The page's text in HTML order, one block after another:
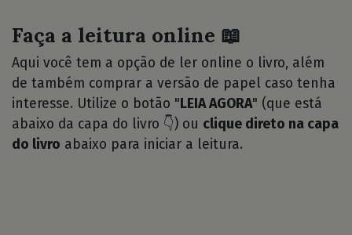
Faça a leitura online 📖
Aqui você tem a opção de ler online o livro, além
de também comprar a versão de papel caso tenha
interesse. Utilize o botão " LEIA AGORA" (que está
abaixo da capa do livro 👇) ou clique direto na capa
do livro abaixo para iniciar a leitura.